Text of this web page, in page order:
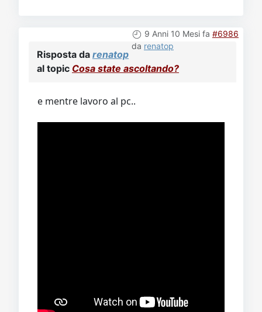
9 Anni 10 Mesi fa #6986
da renatop
Risposta da renatop
al topic Cosa state ascoltando?
e mentre lavoro al pc..